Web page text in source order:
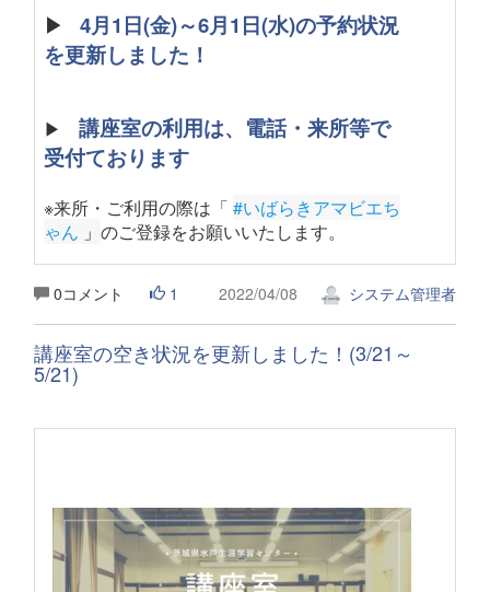
▶
4月1日(金)～6月1日(水)の予約状況
を更新しました！
▶ 講座室の利用は、電話・来所等で
受付ております
※来所・ご利用の際は「 #いばらきアマビエち
ゃん 」 のご登録をお願いいたします。
0コメント 1 2022/04/08 システム管理者
講座室の空き状況を更新しました！(3/21～
5/21)